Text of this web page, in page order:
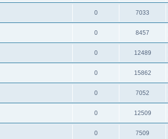
0 7033
0 8457
0 12489
0 15862
0 7052
0 12509
0 7509